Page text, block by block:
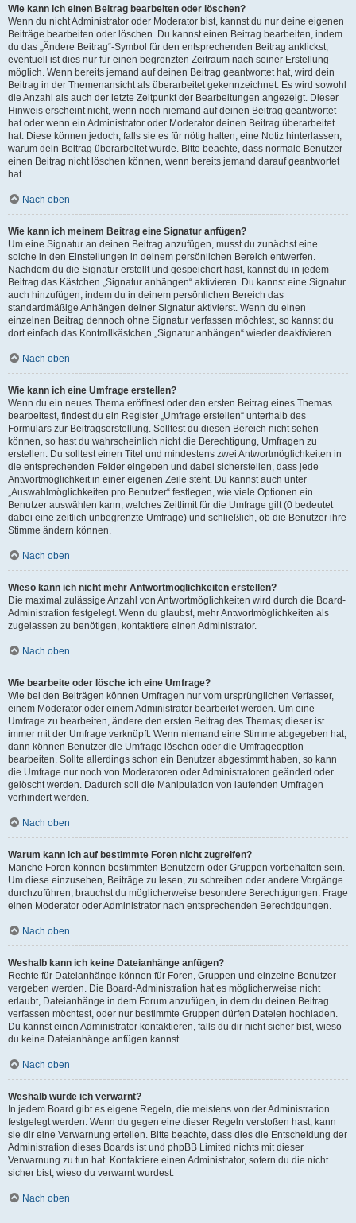
Wie kann ich einen Beitrag bearbeiten oder löschen?
Wenn du nicht Administrator oder Moderator bist, kannst du nur deine eigenen
Beiträge bearbeiten oder löschen. Du kannst einen Beitrag bearbeiten, indem
du das „Ändere Beitrag“-Symbol für den entsprechenden Beitrag anklickst;
eventuell ist dies nur für einen begrenzten Zeitraum nach seiner Erstellung
möglich. Wenn bereits jemand auf deinen Beitrag geantwortet hat, wird dein
Beitrag in der Themenansicht als überarbeitet gekennzeichnet. Es wird sowohl
die Anzahl als auch der letzte Zeitpunkt der Bearbeitungen angezeigt. Dieser
Hinweis erscheint nicht, wenn noch niemand auf deinen Beitrag geantwortet
hat oder wenn ein Administrator oder Moderator deinen Beitrag überarbeitet
hat. Diese können jedoch, falls sie es für nötig halten, eine Notiz hinterlassen,
warum dein Beitrag überarbeitet wurde. Bitte beachte, dass normale Benutzer
einen Beitrag nicht löschen können, wenn bereits jemand darauf geantwortet
hat.
Nach oben
Wie kann ich meinem Beitrag eine Signatur anfügen?
Um eine Signatur an deinen Beitrag anzufügen, musst du zunächst eine
solche in den Einstellungen in deinem persönlichen Bereich entwerfen.
Nachdem du die Signatur erstellt und gespeichert hast, kannst du in jedem
Beitrag das Kästchen „Signatur anhängen“ aktivieren. Du kannst eine Signatur
auch hinzufügen, indem du in deinem persönlichen Bereich das
standardmäßige Anhängen deiner Signatur aktivierst. Wenn du einen
einzelnen Beitrag dennoch ohne Signatur verfassen möchtest, so kannst du
dort einfach das Kontrollkästchen „Signatur anhängen“ wieder deaktivieren.
Nach oben
Wie kann ich eine Umfrage erstellen?
Wenn du ein neues Thema eröffnest oder den ersten Beitrag eines Themas
bearbeitest, findest du ein Register „Umfrage erstellen“ unterhalb des
Formulars zur Beitragserstellung. Solltest du diesen Bereich nicht sehen
können, so hast du wahrscheinlich nicht die Berechtigung, Umfragen zu
erstellen. Du solltest einen Titel und mindestens zwei Antwortmöglichkeiten in
die entsprechenden Felder eingeben und dabei sicherstellen, dass jede
Antwortmöglichkeit in einer eigenen Zeile steht. Du kannst auch unter
„Auswahlmöglichkeiten pro Benutzer“ festlegen, wie viele Optionen ein
Benutzer auswählen kann, welches Zeitlimit für die Umfrage gilt (0 bedeutet
dabei eine zeitlich unbegrenzte Umfrage) und schließlich, ob die Benutzer ihre
Stimme ändern können.
Nach oben
Wieso kann ich nicht mehr Antwortmöglichkeiten erstellen?
Die maximal zulässige Anzahl von Antwortmöglichkeiten wird durch die Board-
Administration festgelegt. Wenn du glaubst, mehr Antwortmöglichkeiten als
zugelassen zu benötigen, kontaktiere einen Administrator.
Nach oben
Wie bearbeite oder lösche ich eine Umfrage?
Wie bei den Beiträgen können Umfragen nur vom ursprünglichen Verfasser,
einem Moderator oder einem Administrator bearbeitet werden. Um eine
Umfrage zu bearbeiten, ändere den ersten Beitrag des Themas; dieser ist
immer mit der Umfrage verknüpft. Wenn niemand eine Stimme abgegeben hat,
dann können Benutzer die Umfrage löschen oder die Umfrageoption
bearbeiten. Sollte allerdings schon ein Benutzer abgestimmt haben, so kann
die Umfrage nur noch von Moderatoren oder Administratoren geändert oder
gelöscht werden. Dadurch soll die Manipulation von laufenden Umfragen
verhindert werden.
Nach oben
Warum kann ich auf bestimmte Foren nicht zugreifen?
Manche Foren können bestimmten Benutzern oder Gruppen vorbehalten sein.
Um diese einzusehen, Beiträge zu lesen, zu schreiben oder andere Vorgänge
durchzuführen, brauchst du möglicherweise besondere Berechtigungen. Frage
einen Moderator oder Administrator nach entsprechenden Berechtigungen.
Nach oben
Weshalb kann ich keine Dateianhänge anfügen?
Rechte für Dateianhänge können für Foren, Gruppen und einzelne Benutzer
vergeben werden. Die Board-Administration hat es möglicherweise nicht
erlaubt, Dateianhänge in dem Forum anzufügen, in dem du deinen Beitrag
verfassen möchtest, oder nur bestimmte Gruppen dürfen Dateien hochladen.
Du kannst einen Administrator kontaktieren, falls du dir nicht sicher bist, wieso
du keine Dateianhänge anfügen kannst.
Nach oben
Weshalb wurde ich verwarnt?
In jedem Board gibt es eigene Regeln, die meistens von der Administration
festgelegt werden. Wenn du gegen eine dieser Regeln verstoßen hast, kann
sie dir eine Verwarnung erteilen. Bitte beachte, dass dies die Entscheidung der
Administration dieses Boards ist und phpBB Limited nichts mit dieser
Verwarnung zu tun hat. Kontaktiere einen Administrator, sofern du die nicht
sicher bist, wieso du verwarnt wurdest.
Nach oben